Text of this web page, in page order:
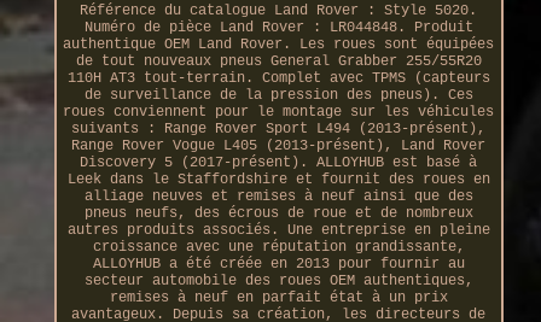
Référence du catalogue Land Rover : Style 5020.
Numéro de pièce Land Rover : LR044848. Produit
authentique OEM Land Rover. Les roues sont équipées
de tout nouveaux pneus General Grabber 255/55R20
110H AT3 tout-terrain. Complet avec TPMS (capteurs
de surveillance de la pression des pneus). Ces
roues conviennent pour le montage sur les véhicules
suivants : Range Rover Sport L494 (2013-présent),
Range Rover Vogue L405 (2013-présent), Land Rover
Discovery 5 (2017-présent). ALLOYHUB est basé à
Leek dans le Staffordshire et fournit des roues en
alliage neuves et remises à neuf ainsi que des
pneus neufs, des écrous de roue et de nombreux
autres produits associés. Une entreprise en pleine
croissance avec une réputation grandissante,
ALLOYHUB a été créée en 2013 pour fournir au
secteur automobile des roues OEM authentiques,
remises à neuf en parfait état à un prix
avantageux. Depuis sa création, les directeurs de